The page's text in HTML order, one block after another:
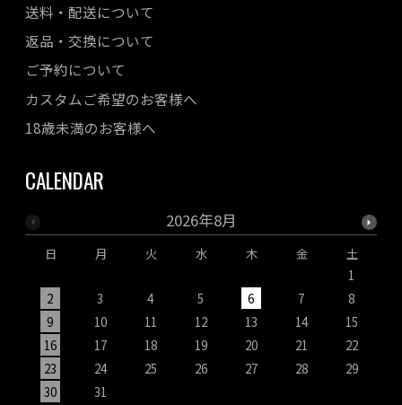
送料・配送について
返品・交換について
ご予約について
カスタムご希望のお客様へ
18歳未満のお客様へ
CALENDAR
2026年8月
日 月 火 水 木 金
土
1
2
3 4 5 6 7
8
9
10 11 12 13 14
15
16
17 18 19 20 21
22
23
24 25 26 27 28
29
30
31